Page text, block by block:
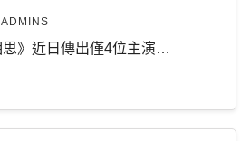
ADMINS
》近日傳出僅4位主演…